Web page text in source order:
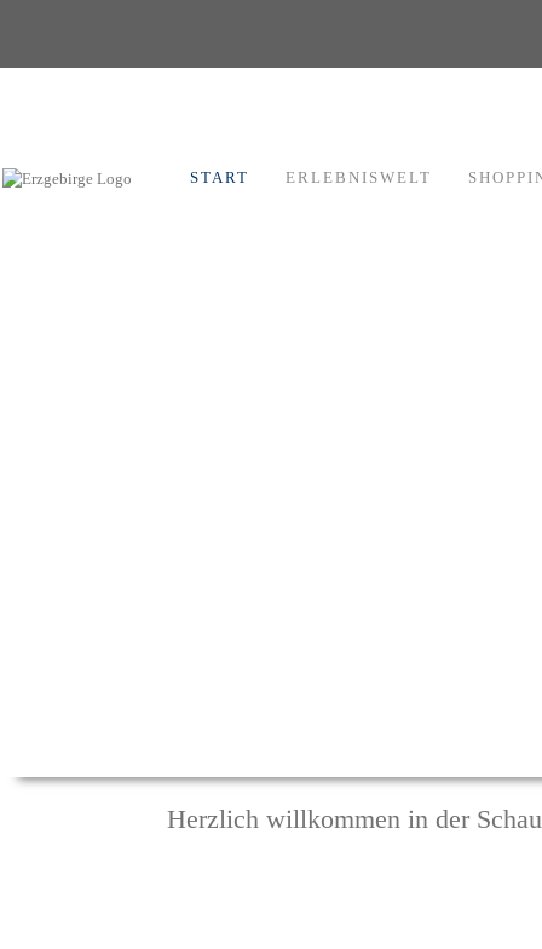
START ERLEBNISWELT
Herzlich willkommen in der